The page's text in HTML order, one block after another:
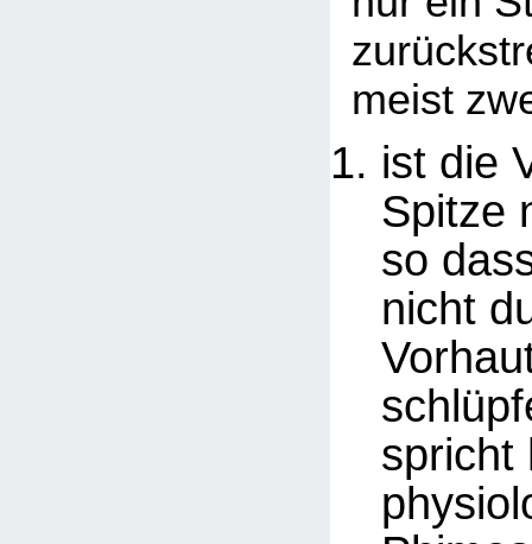
meist
ist die
Spitze
so
nicht
spricht